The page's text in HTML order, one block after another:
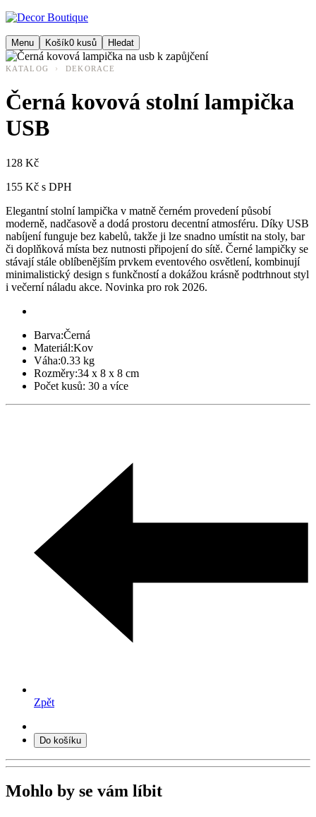
Menu Košík0 kusů Hledat
KATALOG › DEKORACE
Černá kovová stolní lampička
USB
128 Kč
155 Kč s DPH
Elegantní stolní lampička v matně černém provedení působí
moderně, nadčasově a dodá prostoru decentní atmosféru. Díky USB
nabíjení funguje bez kabelů, takže ji lze snadno umístit na stoly, bar
či doplňková místa bez nutnosti připojení do sítě. Černé lampičky se
stávají stále oblíbenějším prvkem eventového osvětlení, kombinují
minimalistický design s funkčností a dokážou krásně podtrhnout styl
i večerní náladu akce. Novinka pro rok 2026.
Barva:Černá
Materiál:Kov
Váha:0.33 kg
Rozměry:34 x 8 x 8 cm
Počet kusů: 30 a více
Zpět
Do košíku
Mohlo by se vám líbit